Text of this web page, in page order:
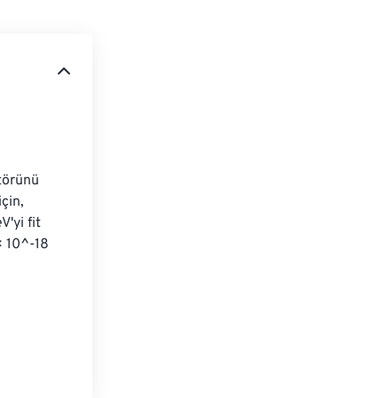
fit
10^-18